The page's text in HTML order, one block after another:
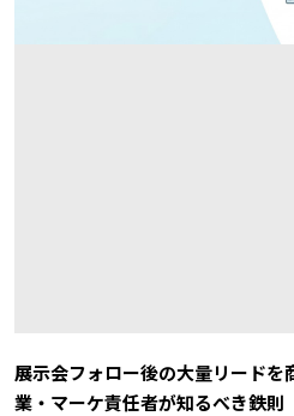
展示会フォロー後の大量リードを
業・マーケ責任者が知るべき鉄則